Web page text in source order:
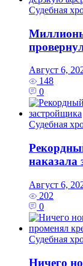
Судебная
Август 6,
148
0
Судебная
наказала
Август 6,
202
0
Судебная
Ничего